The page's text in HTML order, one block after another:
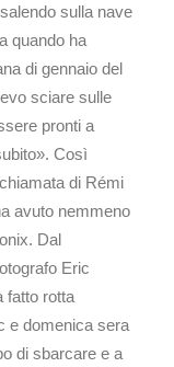
sulla nave
quando ha
di gennaio del
sciare sulle
pronti a
Così
di Rémi
avuto nemmeno
Dal
Eric
fatto rotta
e domenica sera
di sbarcare e a